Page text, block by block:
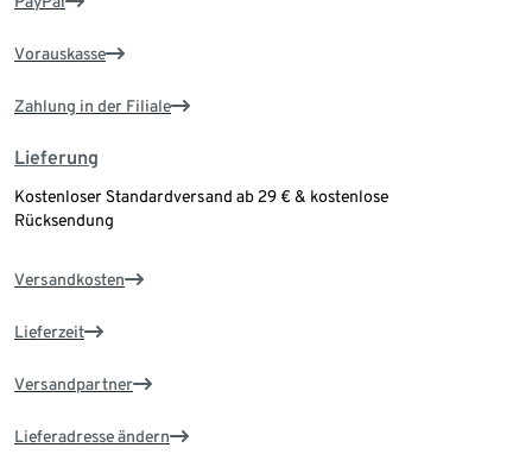
Vorauskasse
Zahlung in der Filiale
Lieferung
Kostenloser Standardversand ab 29 € & kostenlose
Rücksendung
Versandkosten
Lieferzeit
Versandpartner
Lieferadresse ändern